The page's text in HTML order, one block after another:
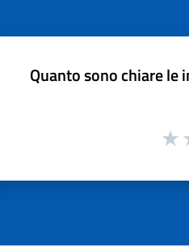
Quanto sono chiare le